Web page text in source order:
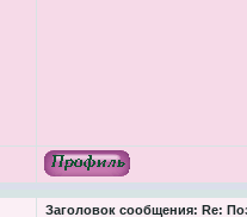
Заголовок сообщения: Re: